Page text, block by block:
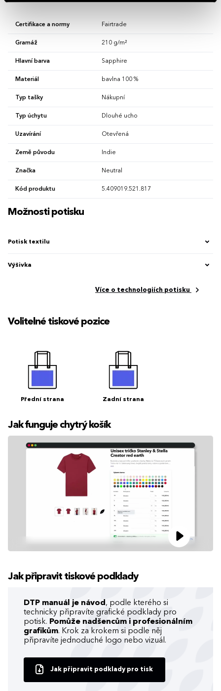
Certifikace a normy Fairtrade
Gramáž 210 g/m²
Hlavní barva Sapphire
Materiál bavlna 100 %
Typ tašky Nákupní
Typ úchytu Dlouhé ucho
Uzavírání Otevřená
Země původu Indie
Značka Neutral
Kód produktu 5.409019.521.817
Možnosti potisku
Potisk textilu
Výšivka
Více o technologiích potisku
Volitelné tiskové pozice
Přední strana Zadní strana
Jak funguje chytrý košík
Jak připravit tiskové podklady
DTP manuál je návod , podle kterého si
technicky připravíte grafické podklady pro
potisk. Pomůže nadšencům i profesionálním
grafikům. Krok za krokem si podle něj
připravíte jednoduché logo nebo vizuál.
Jak připravit podklady pro tisk